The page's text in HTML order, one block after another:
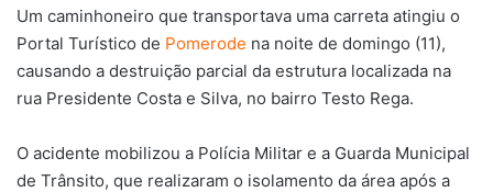
Um caminhoneiro que transportava uma carreta atingiu o
Portal Turístico de Pomerode na noite de domingo (11),
causando a destruição parcial da estrutura localizada na
rua Presidente Costa e Silva, no bairro Testo Rega.
O acidente mobilizou a Polícia Militar e a Guarda Municipal
de Trânsito, que realizaram o isolamento da área após a